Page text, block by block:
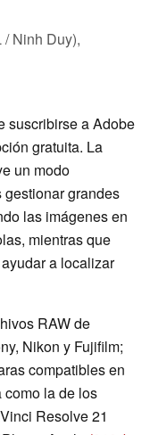
Ninh Duy),
suscribirse a Adobe
gratuita. La
un modo
grandes
las imágenes en
mientras que
a localizar
RAW de
Nikon y Fujifilm;
compatibles en
como la de los
Resolve 21